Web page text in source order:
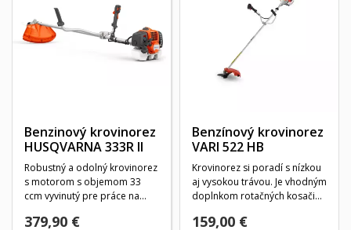
Benzinový krovinorez
HUSQVARNA 333R II
Robustný a odolný krovinorez
s motorom s objemom 33
ccm vyvinutý pre práce na
379,90 €
Benzínový krovinorez
VARI 522 HB
Krovinorez si poradí s nízkou
aj vysokou trávou. Je vhodným
doplnkom rotačných kosačiek
159,00 €